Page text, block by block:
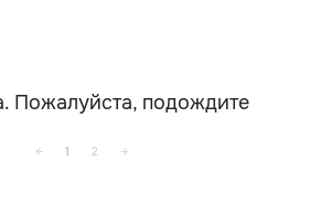
Пожалуйста, подождите
← 1 2 →